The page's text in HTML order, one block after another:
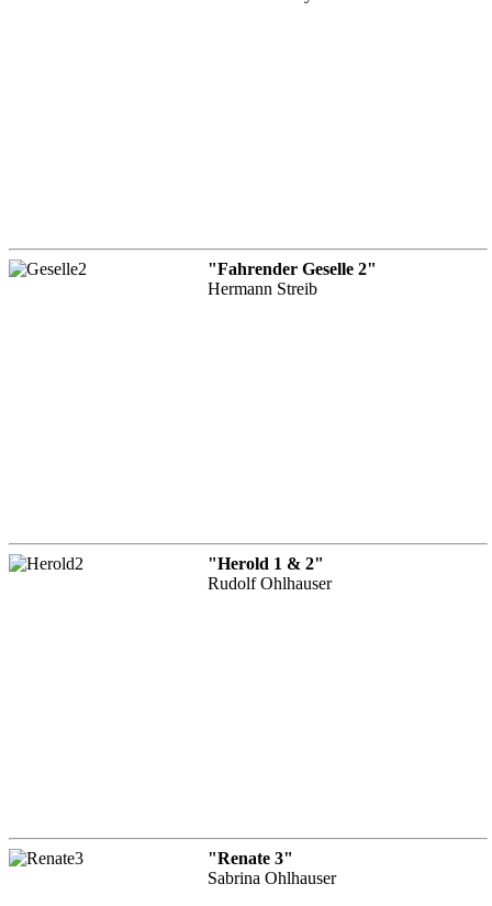
"Fahrender Geselle 2"
Hermann Streib
"Herold 1 & 2"
Rudolf Ohlhauser
"Renate 3"
Sabrina Ohlhauser